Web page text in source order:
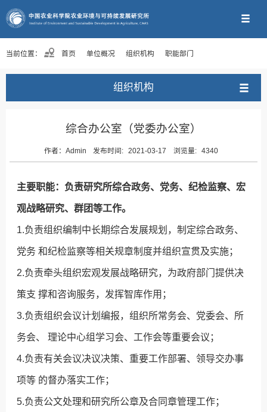
当前位置： 首页 单位概况 组织机构 职能部门
组织机构
综合办公室（党委办公室）
作者： Admin 发布时间: 2021-03-17 浏览量: 4340
主要职能：负责研究所综合政务、党务、纪检监察、宏
观战略研究、群团等工作。
1.负责组织编制中长期综合发展规划，制定综合政务、
党务 和纪检监察等相关规章制度并组织宣贯及实施；
2.负责牵头组织宏观发展战略研究，为政府部门提供决
策支 撑和咨询服务，发挥智库作用；
3.负责组织会议计划编报，组织所常务会、党委会、所
务会、 理论中心组学习会、工作会等重要会议；
4.负责有关会议决议决策、重要工作部署、领导交办事
项等 的督办落实工作；
5.负责公文处理和研究所公章及合同章管理工作；